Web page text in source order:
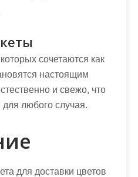
сочетаются как
настоящим
и свежо, что
любого случая.
для доставки цветов